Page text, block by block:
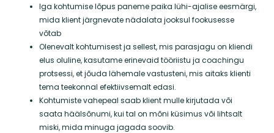
Iga kohtumise lõpus paneme paika lühi-ajalise eesmärgi,
mida klient järgnevate nädalata jooksul fookusesse
võtab
Olenevalt kohtumisest ja sellest, mis parasjagu on kliendi
elus oluline, kasutame erinevaid tööriistu ja coachingu
protsessi, et jõuda lähemale vastusteni, mis aitaks klienti
tema teekonnal efektiivsemalt edasi.
Kohtumiste vahepeal saab klient mulle kirjutada või
saata häälsõnumi, kui tal on mõni küsimus või lihtsalt
miski, mida minuga jagada soovib.